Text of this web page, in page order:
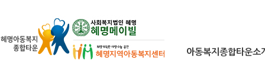
아동복지종합타운소